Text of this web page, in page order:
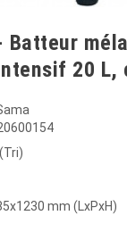
Batteur
20 L,
mm (LxPxH)